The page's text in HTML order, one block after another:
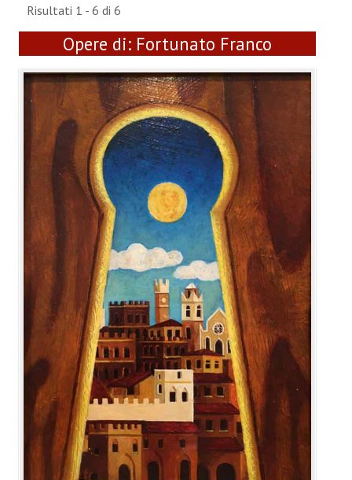
RIVISTA
LABORATORIO ACCA
Video Laboratorio Acca
Artisti Laboratorio Acca
Una sera con Laboratorio AccA
Mostra "Roma Contemporanea"
GALLERIA ESS&RRE
ANNUARIO 2026
CHI SIAMO
CONTATTI
Risultati 1 - 6 di 6
Opere di:Fortunato Franco